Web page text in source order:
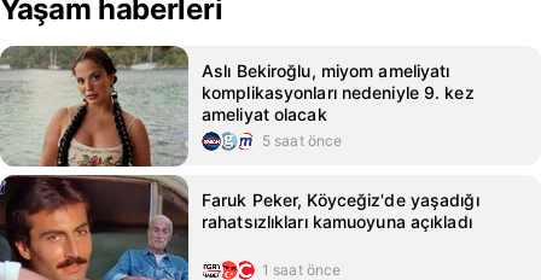
Yaşam haberleri
Aslı Bekiroğlu, miyom ameliyatı
komplikasyonları nedeniyle 9. kez
ameliyat olacak
5 saat önce
Faruk Peker, Köyceğiz'de yaşadığı
rahatsızlıkları kamuoyuna açıkladı
1 saat önce